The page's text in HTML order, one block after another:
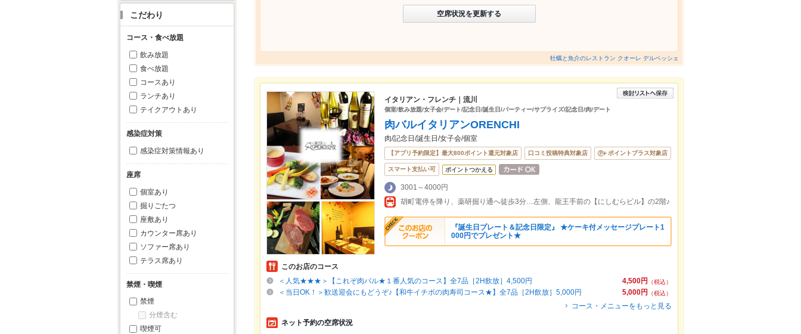
こだわり
コース・食べ放題
飲み放題
食べ放題
コースあり
ランチあり
テイクアウトあり
感染症対策
感染症対策情報あり
座席
個室あり
掘りごたつ
座敷あり
カウンター席あり
ソファー席あり
テラス席あり
禁煙・喫煙
禁煙
分煙含む
喫煙可
空席状況を更新する
牡蠣と魚介のレストラン クオーレ デルペッシェ
イタリアン・フレンチ｜流川
個室/飲み放題/女子会/デート/記念日/誕生日/パーティー/サプライズ/記念日/肉/デート
肉バルイタリアンORENCHI
肉/記念日/誕生日/女子会/個室
【アプリ予約限定】最大800ポイント還元対象店 口コミ投稿特典対象店 ポイントプラス対象店
スマート支払い可 ポイントつかえる
3001～4000円
胡町電停を降り、薬研掘り通へ徒歩3分…左側、龍王手前の【にしむらビル】の2階♪
『誕生日プレート＆記念日限定』 ★ケーキ付メッセージプレート1
000円でプレゼント★
このお店のコース
4,500円
（税込）
＜人気★★★＞【これぞ肉バル★１番人気のコース】全7品［2H飲放］4,500円
5,000円
（税込）
＜当日OK！＞歓送迎会にもどうぞ♪【和牛イチボの肉寿司コース★】全7品［2H飲放］5,000円
コース・メニューをもっと見る
ネット予約の空席状況